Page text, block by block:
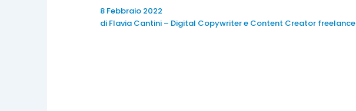
8 Febbraio 2022
di Flavia Cantini – Digital Copywriter e Content Creator freelance